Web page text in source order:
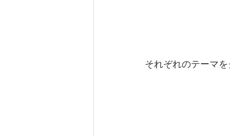
それぞれのテーマ